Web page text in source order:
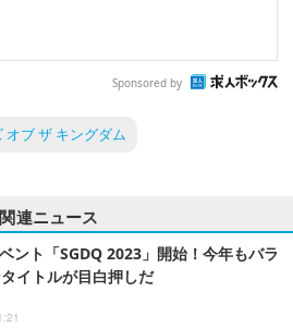
Sponsored by
ブ ザ キングダム
関連ニュース
ント「SGDQ 2023」開始！今年もバラ
イトルが目白押しだ